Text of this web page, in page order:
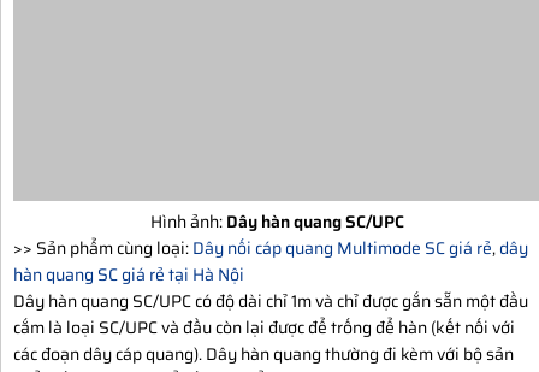
Hình ảnh:Dây hàn quang SC/UPC
>> Sản phẩm cùng loại:Dây nối cáp quang Multimode SC giá rẻ,dây
hàn quang SC giá rẻ tại Hà Nội
Dây hàn quang SC/UPC có độ dài chỉ 1m và chỉ được gắn sẵn một đầu
cắm là loại SC/UPC và đầu còn lại được để trống để hàn (kết nối với
các đoạn dây cáp quang). Dây hàn quang thường đi kèm với bộ sản